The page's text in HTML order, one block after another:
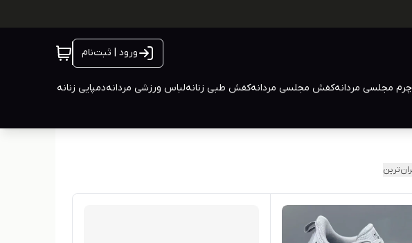
ورود | ثبت‌نام
مجلسی مردانهکفش مجلسی مردانهکفش طبی زنانهلباس ورزشی مردانهدمپایی زنانه